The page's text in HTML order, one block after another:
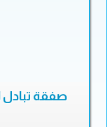
صفقة تبادل